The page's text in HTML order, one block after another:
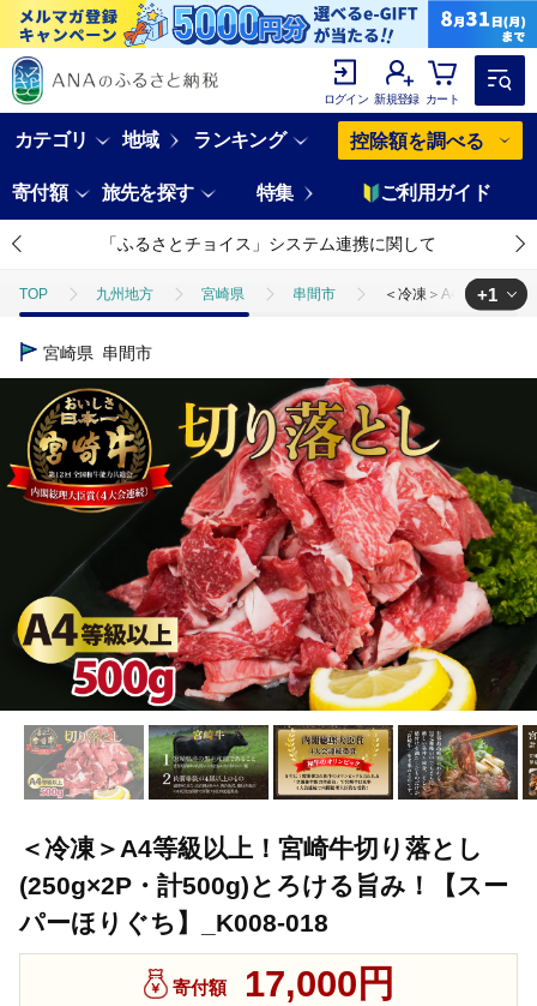
ログイン 新規登録 カート
カテゴリ 地域 ランキング 控除額を調べる
寄付額 旅先を探す 特集 ご利用ガイド
「ふるさとチョイス」システム連携に関して
TOP 九州地方 宮崎県 串間市 ＜冷凍＞A4等級以上
TOP
+1
宮崎県 串間市
＜冷凍＞A4等級以上！宮崎牛切り落とし
(250g×2P・計500g)とろける旨み！【スー
パーほりぐち】_K008-018
寄付額 17,000円